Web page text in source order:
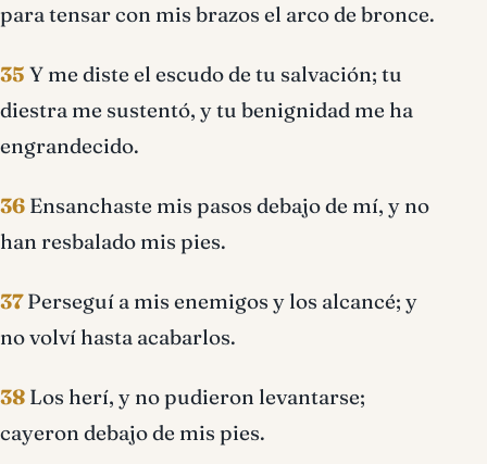
para tensar con mis brazos el arco de bronce.
35 Y me diste el escudo de tu salvación; tu
diestra me sustentó, y tu benignidad me ha
engrandecido.
36 Ensanchaste mis pasos debajo de mí, y no
han resbalado mis pies.
37Perseguí a mis enemigos y los alcancé; y
no volví hasta acabarlos.
38 Los herí, y no pudieron levantarse;
cayeron debajo de mis pies.